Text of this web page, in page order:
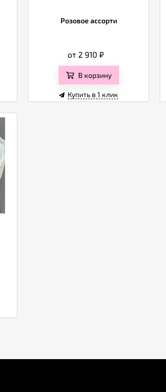
Розовое ассорти
от 2 910 ₽
В корзину
Купить в 1 клик